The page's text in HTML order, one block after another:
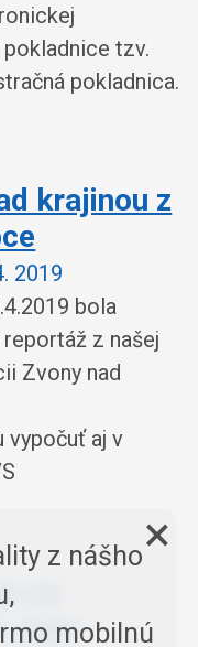
z nášho
mobilnú
×
tzv.
pokladnica.
krajinou z
2019
bola
z našej
Zvony nad
vypočuť aj v
na
mája